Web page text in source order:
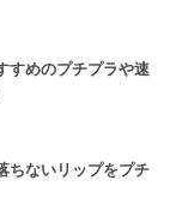
すめのプチプラや速
ちないリップをプチ